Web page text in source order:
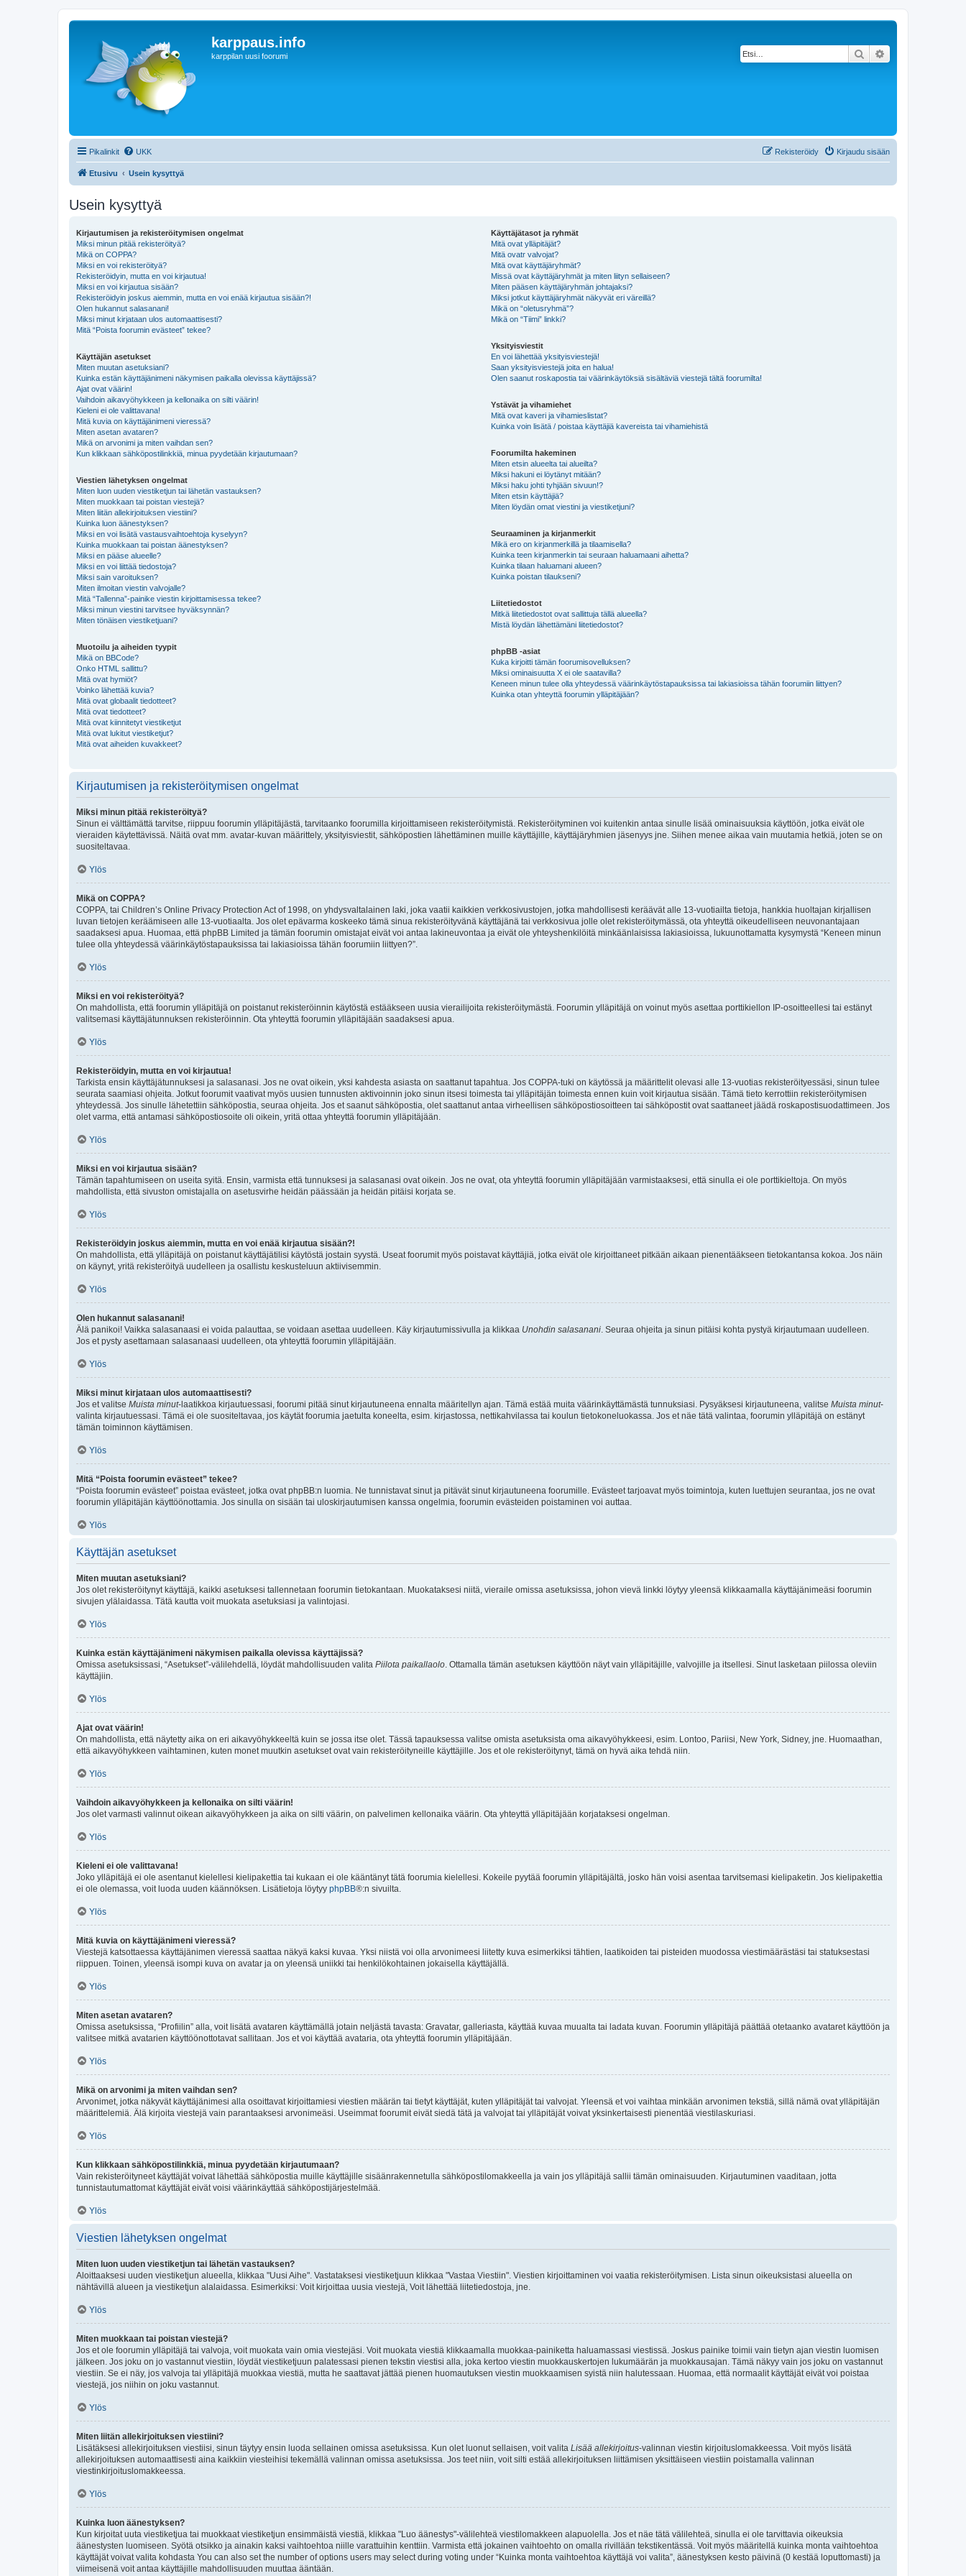
karppaus.info
karppilan uusi foorumi Etsi
Pikalinkit UKK Kirjaudu sisään
Rekisteröidy
Etusivu Usein kysyttyä
Usein kysyttyä
Kirjautumisen ja rekisteröitymisen ongelmat
Miksi minun pitää rekisteröityä?
Mikä on COPPA?
Miksi en voi rekisteröityä?
Rekisteröidyin, mutta en voi kirjautua!
Miksi en voi kirjautua sisään?
Rekisteröidyin joskus aiemmin, mutta en voi enää kirjautua sisään?!
Olen hukannut salasanani!
Miksi minut kirjataan ulos automaattisesti?
Mitä “Poista foorumin evästeet” tekee?
Käyttäjän asetukset
Miten muutan asetuksiani?
Kuinka estän käyttäjänimeni näkymisen paikalla olevissa käyttäjissä?
Ajat ovat väärin!
Vaihdoin aikavyöhykkeen ja kellonaika on silti väärin!
Kieleni ei ole valittavana!
Mitä kuvia on käyttäjänimeni vieressä?
Miten asetan avataren?
Mikä on arvonimi ja miten vaihdan sen?
Kun klikkaan sähköpostilinkkiä, minua pyydetään kirjautumaan?
Viestien lähetyksen ongelmat
Miten luon uuden viestiketjun tai lähetän vastauksen?
Miten muokkaan tai poistan viestejä?
Miten liitän allekirjoituksen viestiini?
Kuinka luon äänestyksen?
Miksi en voi lisätä vastausvaihtoehtoja kyselyyn?
Kuinka muokkaan tai poistan äänestyksen?
Miksi en pääse alueelle?
Miksi en voi liittää tiedostoja?
Miksi sain varoituksen?
Miten ilmoitan viestin valvojalle?
Mitä “Tallenna”-painike viestin kirjoittamisessa tekee?
Miksi minun viestini tarvitsee hyväksynnän?
Miten tönäisen viestiketjuani?
Muotoilu ja aiheiden tyypit
Mikä on BBCode?
Onko HTML sallittu?
Mitä ovat hymiöt?
Voinko lähettää kuvia?
Mitä ovat globaalit tiedotteet?
Mitä ovat tiedotteet?
Mitä ovat kiinnitetyt viestiketjut
Mitä ovat lukitut viestiketjut?
Mitä ovat aiheiden kuvakkeet?
Käyttäjätasot ja ryhmät
Mitä ovat ylläpitäjät?
Mitä ovatr valvojat?
Mitä ovat käyttäjäryhmät?
Missä ovat käyttäjäryhmät ja miten liityn sellaiseen?
Miten pääsen käyttäjäryhmän johtajaksi?
Miksi jotkut käyttäjäryhmät näkyvät eri väreillä?
Mikä on “oletusryhmä”?
Mikä on “Tiimi” linkki?
Yksityisviestit
En voi lähettää yksityisviestejä!
Saan yksityisviestejä joita en halua!
Olen saanut roskapostia tai väärinkäytöksiä sisältäviä viestejä tältä foorumilta!
Ystävät ja vihamiehet
Mitä ovat kaveri ja vihamieslistat?
Kuinka voin lisätä / poistaa käyttäjiä kavereista tai vihamiehistä
Foorumilta hakeminen
Miten etsin alueelta tai alueilta?
Miksi hakuni ei löytänyt mitään?
Miksi haku johti tyhjään sivuun!?
Miten etsin käyttäjiä?
Miten löydän omat viestini ja viestiketjuni?
Seuraaminen ja kirjanmerkit
Mikä ero on kirjanmerkillä ja tilaamisella?
Kuinka teen kirjanmerkin tai seuraan haluamaani aihetta?
Kuinka tilaan haluamani alueen?
Kuinka poistan tilaukseni?
Liitetiedostot
Mitkä liitetiedostot ovat sallittuja tällä alueella?
Mistä löydän lähettämäni liitetiedostot?
phpBB -asiat
Kuka kirjoitti tämän foorumisovelluksen?
Miksi ominaisuutta X ei ole saatavilla?
Keneen minun tulee olla yhteydessä väärinkäytöstapauksissa tai lakiasioissa tähän foorumiin liittyen?
Kuinka otan yhteyttä foorumin ylläpitäjään?
Kirjautumisen ja rekisteröitymisen ongelmat
Miksi minun pitää rekisteröityä?
Sinun ei välttämättä tarvitse, riippuu foorumin ylläpitäjästä, tarvitaanko foorumilla kirjoittamiseen rekisteröitymistä. Rekisteröityminen voi kuitenkin antaa sinulle lisää ominaisuuksia käyttöön, jotka eivät ole
vieraiden käytettävissä. Näitä ovat mm. avatar-kuvan määrittely, yksityisviestit, sähköpostien lähettäminen muille käyttäjille, käyttäjäryhmien jäsenyys jne. Siihen menee aikaa vain muutamia hetkiä, joten se on
suositeltavaa.
Ylös
Mikä on COPPA?
COPPA, tai Children’s Online Privacy Protection Act of 1998, on yhdysvaltalainen laki, joka vaatii kaikkien verkkosivustojen, jotka mahdollisesti keräävät alle 13-vuotiailta tietoja, hankkia huoltajan kirjallisen
luvan tietojen keräämiseen alle 13-vuotiaalta. Jos olet epävarma koskeeko tämä sinua rekisteröityvänä käyttäjänä tai verkkosivua jolle olet rekisteröitymässä, ota yhteyttä oikeudelliseen neuvonantajaan
saadaksesi apua. Huomaa, että phpBB Limited ja tämän foorumin omistajat eivät voi antaa lakineuvontaa ja eivät ole yhteyshenkilöitä minkäänlaisissa lakiasioissa, lukuunottamatta kysymystä “Keneen minun
tulee olla yhteydessä väärinkäytöstapauksissa tai lakiasioissa tähän foorumiin liittyen?”.
Ylös
Miksi en voi rekisteröityä?
On mahdollista, että foorumin ylläpitäjä on poistanut rekisteröinnin käytöstä estääkseen uusia vierailijoita rekisteröitymästä. Foorumin ylläpitäjä on voinut myös asettaa porttikiellon IP-osoitteellesi tai estänyt
valitsemasi käyttäjätunnuksen rekisteröinnin. Ota yhteyttä foorumin ylläpitäjään saadaksesi apua.
Ylös
Rekisteröidyin, mutta en voi kirjautua!
Tarkista ensin käyttäjätunnuksesi ja salasanasi. Jos ne ovat oikein, yksi kahdesta asiasta on saattanut tapahtua. Jos COPPA-tuki on käytössä ja määrittelit olevasi alle 13-vuotias rekisteröityessäsi, sinun tulee
seurata saamiasi ohjeita. Jotkut foorumit vaativat myös uusien tunnusten aktivoinnin joko sinun itsesi toimesta tai ylläpitäjän toimesta ennen kuin voit kirjautua sisään. Tämä tieto kerrottiin rekisteröitymisen
yhteydessä. Jos sinulle lähetettiin sähköpostia, seuraa ohjeita. Jos et saanut sähköpostia, olet saattanut antaa virheellisen sähköpostiosoitteen tai sähköpostit ovat saattaneet jäädä roskapostisuodattimeen. Jos
olet varma, että antamasi sähköpostiosoite oli oikein, yritä ottaa yhteyttä foorumin ylläpitäjään.
Ylös
Miksi en voi kirjautua sisään?
Tämän tapahtumiseen on useita syitä. Ensin, varmista että tunnuksesi ja salasanasi ovat oikein. Jos ne ovat, ota yhteyttä foorumin ylläpitäjään varmistaaksesi, että sinulla ei ole porttikieltoja. On myös
mahdollista, että sivuston omistajalla on asetusvirhe heidän päässään ja heidän pitäisi korjata se.
Ylös
Rekisteröidyin joskus aiemmin, mutta en voi enää kirjautua sisään?!
On mahdollista, että ylläpitäjä on poistanut käyttäjätilisi käytöstä jostain syystä. Useat foorumit myös poistavat käyttäjiä, jotka eivät ole kirjoittaneet pitkään aikaan pienentääkseen tietokantansa kokoa. Jos näin
on käynyt, yritä rekisteröityä uudelleen ja osallistu keskusteluun aktiivisemmin.
Ylös
Olen hukannut salasanani!
Älä panikoi! Vaikka salasanaasi ei voida palauttaa, se voidaan asettaa uudelleen. Käy kirjautumissivulla ja klikkaa Unohdin salasanani. Seuraa ohjeita ja sinun pitäisi kohta pystyä kirjautumaan uudelleen.
Jos et pysty asettamaan salasanaasi uudelleen, ota yhteyttä foorumin ylläpitäjään.
Ylös
Miksi minut kirjataan ulos automaattisesti?
Jos et valitse Muista minut-laatikkoa kirjautuessasi, foorumi pitää sinut kirjautuneena ennalta määritellyn ajan. Tämä estää muita väärinkäyttämästä tunnuksiasi. Pysyäksesi kirjautuneena, valitse Muista minut-
valinta kirjautuessasi. Tämä ei ole suositeltavaa, jos käytät foorumia jaetulta koneelta, esim. kirjastossa, nettikahvilassa tai koulun tietokoneluokassa. Jos et näe tätä valintaa, foorumin ylläpitäjä on estänyt
tämän toiminnon käyttämisen.
Ylös
Mitä “Poista foorumin evästeet” tekee?
“Poista foorumin evästeet” poistaa evästeet, jotka ovat phpBB:n luomia. Ne tunnistavat sinut ja pitävät sinut kirjautuneena foorumille. Evästeet tarjoavat myös toimintoja, kuten luettujen seurantaa, jos ne ovat
foorumin ylläpitäjän käyttöönottamia. Jos sinulla on sisään tai uloskirjautumisen kanssa ongelmia, foorumin evästeiden poistaminen voi auttaa.
Ylös
Käyttäjän asetukset
Miten muutan asetuksiani?
Jos olet rekisteröitynyt käyttäjä, kaikki asetuksesi tallennetaan foorumin tietokantaan. Muokataksesi niitä, vieraile omissa asetuksissa, johon vievä linkki löytyy yleensä klikkaamalla käyttäjänimeäsi foorumin
sivujen ylälaidassa. Tätä kautta voit muokata asetuksiasi ja valintojasi.
Ylös
Kuinka estän käyttäjänimeni näkymisen paikalla olevissa käyttäjissä?
Omissa asetuksissasi, “Asetukset”-välilehdellä, löydät mahdollisuuden valita Piilota paikallaolo. Ottamalla tämän asetuksen käyttöön näyt vain ylläpitäjille, valvojille ja itsellesi. Sinut lasketaan piilossa oleviin
käyttäjiin.
Ylös
Ajat ovat väärin!
On mahdollista, että näytetty aika on eri aikavyöhykkeeltä kuin se jossa itse olet. Tässä tapauksessa valitse omista asetuksista oma aikavyöhykkeesi, esim. Lontoo, Pariisi, New York, Sidney, jne. Huomaathan,
että aikavyöhykkeen vaihtaminen, kuten monet muutkin asetukset ovat vain rekisteröityneille käyttäjille. Jos et ole rekisteröitynyt, tämä on hyvä aika tehdä niin.
Ylös
Vaihdoin aikavyöhykkeen ja kellonaika on silti väärin!
Jos olet varmasti valinnut oikean aikavyöhykkeen ja aika on silti väärin, on palvelimen kellonaika väärin. Ota yhteyttä ylläpitäjään korjataksesi ongelman.
Ylös
Kieleni ei ole valittavana!
Joko ylläpitäjä ei ole asentanut kielellesi kielipakettia tai kukaan ei ole kääntänyt tätä foorumia kielellesi. Kokeile pyytää foorumin ylläpitäjältä, josko hän voisi asentaa tarvitsemasi kielipaketin. Jos kielipakettia
ei ole olemassa, voit luoda uuden käännöksen. Lisätietoja löytyy phpBB®:n sivuilta.
Ylös
Mitä kuvia on käyttäjänimeni vieressä?
Viestejä katsottaessa käyttäjänimen vieressä saattaa näkyä kaksi kuvaa. Yksi niistä voi olla arvonimeesi liitetty kuva esimerkiksi tähtien, laatikoiden tai pisteiden muodossa viestimäärästäsi tai statuksestasi
riippuen. Toinen, yleensä isompi kuva on avatar ja on yleensä uniikki tai henkilökohtainen jokaisella käyttäjällä.
Ylös
Miten asetan avataren?
Omissa asetuksissa, “Profiilin” alla, voit lisätä avataren käyttämällä jotain neljästä tavasta: Gravatar, galleriasta, käyttää kuvaa muualta tai ladata kuvan. Foorumin ylläpitäjä päättää otetaanko avataret käyttöön ja
valitsee mitkä avatarien käyttöönottotavat sallitaan. Jos et voi käyttää avataria, ota yhteyttä foorumin ylläpitäjään.
Ylös
Mikä on arvonimi ja miten vaihdan sen?
Arvonimet, jotka näkyvät käyttäjänimesi alla osoittavat kirjoittamiesi viestien määrän tai tietyt käyttäjät, kuten ylläpitäjät tai valvojat. Yleensä et voi vaihtaa minkään arvonimen tekstiä, sillä nämä ovat ylläpitäjän
määrittelemiä. Älä kirjoita viestejä vain parantaaksesi arvonimeäsi. Useimmat foorumit eivät siedä tätä ja valvojat tai ylläpitäjät voivat yksinkertaisesti pienentää viestilaskuriasi.
Ylös
Kun klikkaan sähköpostilinkkiä, minua pyydetään kirjautumaan?
Vain rekisteröityneet käyttäjät voivat lähettää sähköpostia muille käyttäjille sisäänrakennetulla sähköpostilomakkeella ja vain jos ylläpitäjä sallii tämän ominaisuuden. Kirjautuminen vaaditaan, jotta
tunnistautumattomat käyttäjät eivät voisi väärinkäyttää sähköpostijärjestelmää.
Ylös
Viestien lähetyksen ongelmat
Miten luon uuden viestiketjun tai lähetän vastauksen?
Aloittaaksesi uuden viestiketjun alueella, klikkaa "Uusi Aihe". Vastataksesi viestiketjuun klikkaa "Vastaa Viestiin". Viestien kirjoittaminen voi vaatia rekisteröitymisen. Lista sinun oikeuksistasi alueella on
nähtävillä alueen ja viestiketjun alalaidassa. Esimerkiksi: Voit kirjoittaa uusia viestejä, Voit lähettää liitetiedostoja, jne.
Ylös
Miten muokkaan tai poistan viestejä?
Jos et ole foorumin ylläpitäjä tai valvoja, voit muokata vain omia viestejäsi. Voit muokata viestiä klikkaamalla muokkaa-painiketta haluamassasi viestissä. Joskus painike toimii vain tietyn ajan viestin luomisen
jälkeen. Jos joku on jo vastannut viestiin, löydät viestiketjuun palatessasi pienen tekstin viestisi alla, joka kertoo viestin muokkauskertojen lukumäärän ja muokkausajan. Tämä näkyy vain jos joku on vastannut
viestiin. Se ei näy, jos valvoja tai ylläpitäjä muokkaa viestiä, mutta he saattavat jättää pienen huomautuksen viestin muokkaamisen syistä niin halutessaan. Huomaa, että normaalit käyttäjät eivät voi poistaa
viestejä, jos niihin on joku vastannut.
Ylös
Miten liitän allekirjoituksen viestiini?
Lisätäksesi allekirjoituksen viestiisi, sinun täytyy ensin luoda sellainen omissa asetuksissa. Kun olet luonut sellaisen, voit valita Lisää allekirjoitus-valinnan viestin kirjoituslomakkeessa. Voit myös lisätä
allekirjoituksen automaattisesti aina kaikkiin viesteihisi tekemällä valinnan omissa asetuksissa. Jos teet niin, voit silti estää allekirjoituksen liittämisen yksittäiseen viestiin poistamalla valinnan
viestinkirjoituslomakkeessa.
Ylös
Kuinka luon äänestyksen?
Kun kirjoitat uuta viestiketjua tai muokkaat viestiketjun ensimmäistä viestiä, klikkaa "Luo äänestys"-välilehteä viestilomakkeen alapuolella. Jos et näe tätä välilehteä, sinulla ei ole tarvittavia oikeuksia
äänestysten luomiseen. Syötä otsikko ja ainakin kaksi vaihtoehtoa niille varattuihin kenttiin. Varmista että jokainen vaihtoehto on omalla rivillään tekstikentässä. Voit myös määritellä kuinka monta vaihtoehtoa
käyttäjät voivat valita kohdasta You can also set the number of options users may select during voting under “Kuinka monta vaihtoehtoa käyttäjä voi valita”, äänestyksen kesto päivinä (0 kestää loputtomasti) ja
viimeisenä voit antaa käyttäjille mahdollisuuden muuttaa ääntään.